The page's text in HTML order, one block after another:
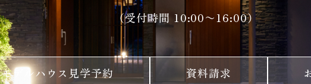
（受付時間 10:00〜16:00）
モデルハウス見学予約 資料請求